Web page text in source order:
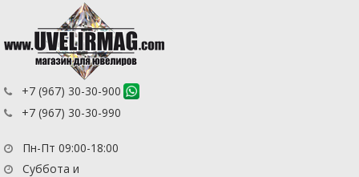
+7 (967) 30-30-900
+7 (967) 30-30-990
Пн-Пт 09:00-18:00
Суббота и